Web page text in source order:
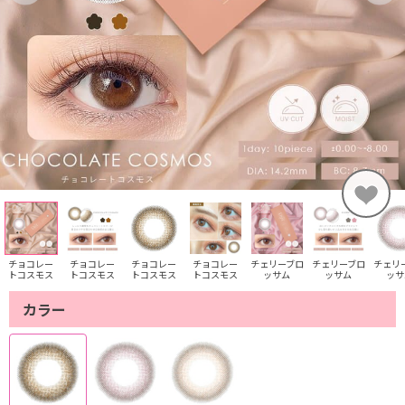
チョコレー
トコスモス
チョコレー
トコスモス
チョコレー
トコスモス
チョコレー
トコスモス
チェリーブロ
ッサム
チェリーブロ
ッサム
チェリ
ッ
カラー